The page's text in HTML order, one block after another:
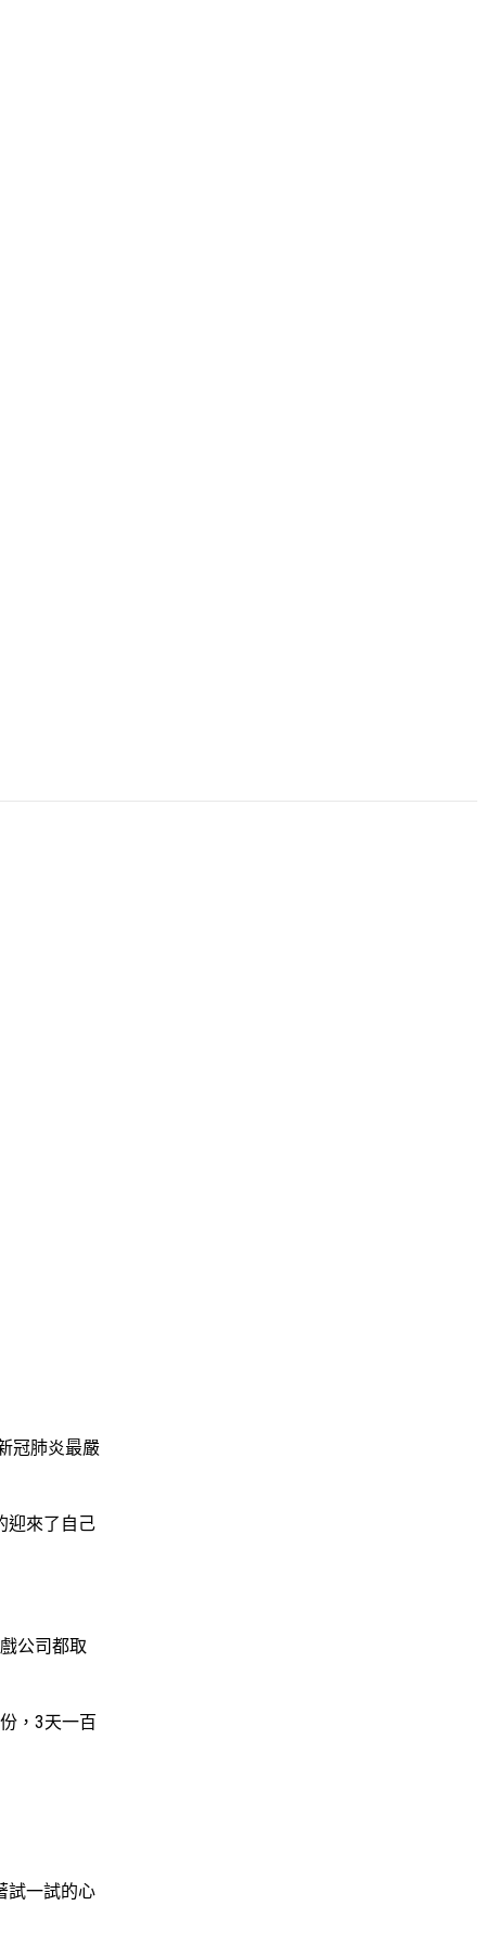
冠肺炎最嚴
迎來了自己
公司都取
，3天一百
試一試的心